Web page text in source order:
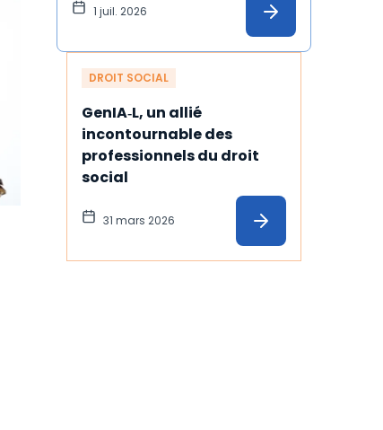
absents depuis un certain
1 juil. 2026
DROIT SOCIAL
GenIA‑L, un allié
incontournable des
professionnels du droit
social
31 mars 2026